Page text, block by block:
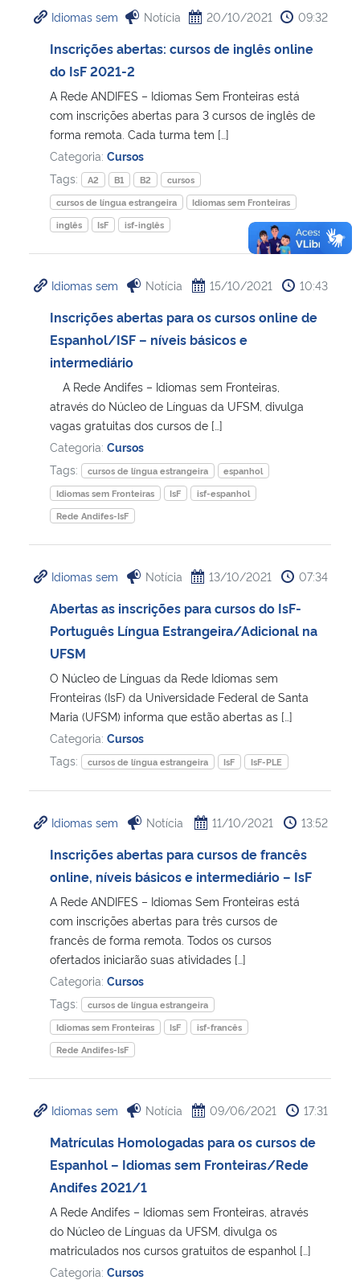
Idiomas sem Notícia 20/10/2021 09:32
Inscrições abertas: cursos de inglês online
do IsF 2021-2
A Rede ANDIFES – Idiomas Sem Fronteiras está
com inscrições abertas para 3 cursos de inglês de
forma remota. Cada turma tem […]
Categoria: Cursos
Tags:
A2 B1 B2
cursos
cursos de língua estrangeira
Idiomas sem Fronteiras
inglês
IsF isf-inglês
Idiomas sem Notícia 15/10/2021 10:43
Inscrições abertas para os cursos online de
Espanhol/ISF – níveis básicos e
intermediário
A Rede Andifes – Idiomas sem Fronteiras,
através do Núcleo de Línguas da UFSM, divulga
vagas gratuitas dos cursos de […]
Categoria: Cursos
Tags:
cursos de língua estrangeira
espanhol
Idiomas sem Fronteiras
IsF
isf-espanhol
Rede Andifes-IsF
Idiomas sem Notícia 13/10/2021 07:34
Abertas as inscrições para cursos do IsF-
Português Língua Estrangeira/Adicional na
UFSM
O Núcleo de Línguas da Rede Idiomas sem
Fronteiras (IsF) da Universidade Federal de Santa
Maria (UFSM) informa que estão abertas as […]
Categoria: Cursos
Tags:
cursos de língua estrangeira IsF IsF-PLE
Idiomas sem Notícia 11/10/2021 13:52
Inscrições abertas para cursos de francês
online, níveis básicos e intermediário – IsF
A Rede ANDIFES – Idiomas Sem Fronteiras está
com inscrições abertas para três cursos de
francês de forma remota. Todos os cursos
ofertados iniciarão suas atividades […]
Categoria: Cursos
Tags:
cursos de língua estrangeira
Idiomas sem Fronteiras
IsF
isf-francês
Rede Andifes-IsF
Idiomas sem Notícia 09/06/2021 17:31
Matrículas Homologadas para os cursos de
Espanhol – Idiomas sem Fronteiras/Rede
Andifes 2021/1
A Rede Andifes – Idiomas sem Fronteiras, através
do Núcleo de Línguas da UFSM, divulga os
matriculados nos cursos gratuitos de espanhol […]
Categoria: Cursos